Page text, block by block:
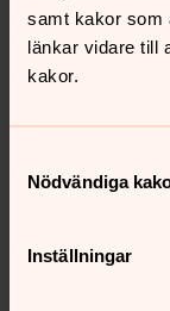
samt kakor som
länkar vidare till
kakor.
Nödvändiga
Inställningar
Låna lokal
Önskar du låna
expeditionen i
Musiken har en
med vigsel och